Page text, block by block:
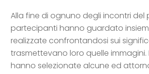
Alla fine di ognuno degli incontri del
partecipanti hanno guardato
realizzate confrontandosi sui
trasmettevano loro quelle immagini.
hanno selezionate alcune ed